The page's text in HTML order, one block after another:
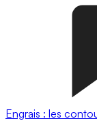
Engrais : les